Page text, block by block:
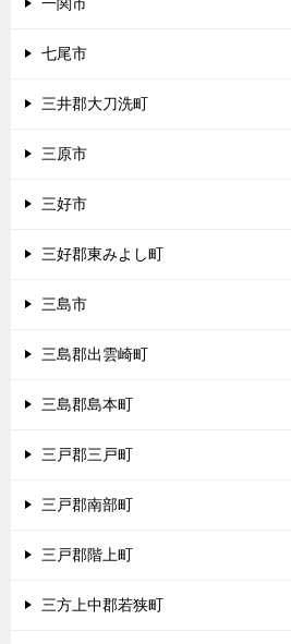
一関市
七尾市
三井郡大刀洗町
三原市
三好市
三好郡東みよし町
三島市
三島郡出雲崎町
三島郡島本町
三戸郡三戸町
三戸郡南部町
三戸郡階上町
三方上中郡若狭町